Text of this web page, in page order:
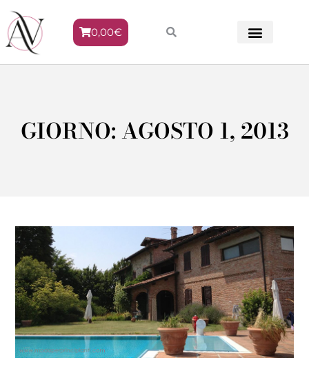
0,00€
GIORNO: AGOSTO 1, 2013